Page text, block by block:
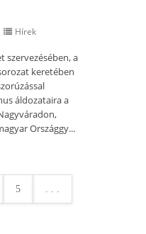
Hírek
szervezésében, a
keretében
áldozataira a
Országgy...
5 . . .